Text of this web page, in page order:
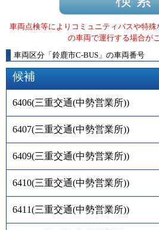
車両点検等によりコミュニティバスや特
の車両で運行する場合が
車両区分 「 鈴鹿市C-BUS 」 の車両番号
候補
6406(三重交通(中勢営業所))
6407(三重交通(中勢営業所))
6409(三重交通(中勢営業所))
6410(三重交通(中勢営業所))
6411(三重交通(中勢営業所))